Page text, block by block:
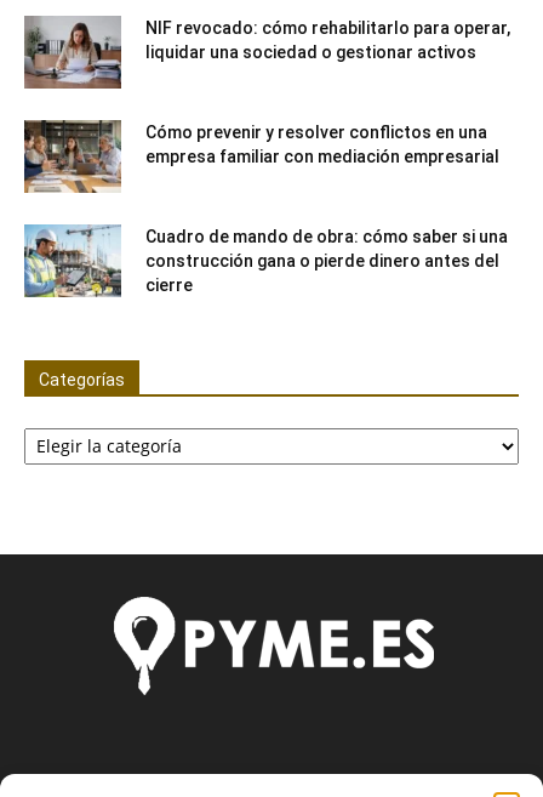
NIF revocado: cómo rehabilitarlo para operar,
liquidar una sociedad o gestionar activos
Cómo prevenir y resolver conflictos en una
empresa familiar con mediación empresarial
Cuadro de mando de obra: cómo saber si una
construcción gana o pierde dinero antes del
cierre
Categorías
Categorías